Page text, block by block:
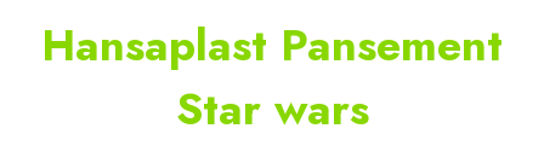
Hansaplast Pansement
Star wars